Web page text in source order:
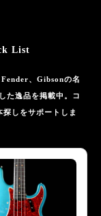
List
、Gibsonの名
た逸品を掲載中。コ
しをサポートしま